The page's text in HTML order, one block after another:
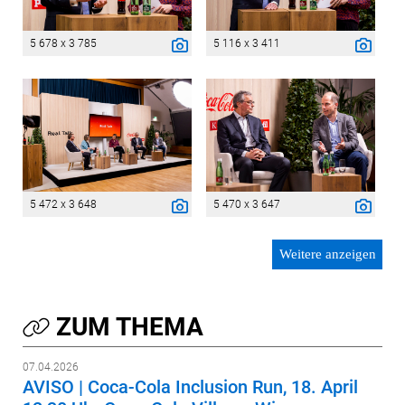
5 678 x 3 785 5 116 x 3 411
5 472 x 3 648 5 470 x 3 647
Weitere anzeigen
ZUM THEMA
07.04.2026
AVISO | Coca-Cola Inclusion Run, 18. April